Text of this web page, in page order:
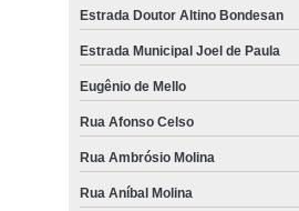
Estrada Doutor Altino Bondesan
Estrada Municipal Joel de Paula
Eugênio de Mello
Rua Afonso Celso
Rua Ambrósio Molina
Rua Aníbal Molina